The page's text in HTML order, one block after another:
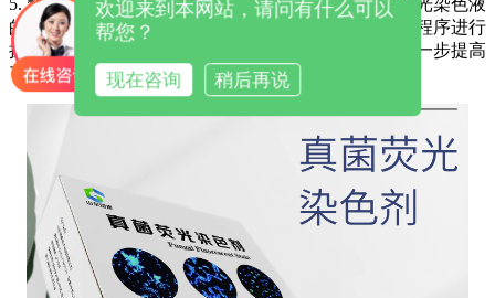
5. **易于操作和标准化**：随着技术的进步，真菌荧光染色液
的操作流程已经越来越简便，并且可以通过标准化的程序进行
操作。这降低了操作过程中的主观性和不确定性，进一步提高
了检测的准确性和可靠性。
欢迎来到本网站，请问有什么可以
帮您？
现在咨询 稍后再说